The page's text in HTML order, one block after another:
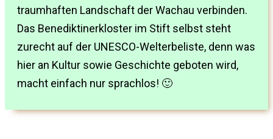
traumhaften Landschaft der Wachau verbinden.
Das Benediktinerkloster im Stift selbst steht
zurecht auf der UNESCO-Welterbeliste, denn was
hier an Kultur sowie Geschichte geboten wird,
macht einfach nur sprachlos! 🙂